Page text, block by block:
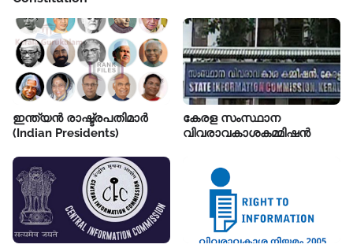
ഇന്ത്യൻ രാഷ്ട്രപതിമാർ
(Indian Presidents)
കേരള സംസ്ഥാന
വിവരാവകാശകമ്മിഷൻ